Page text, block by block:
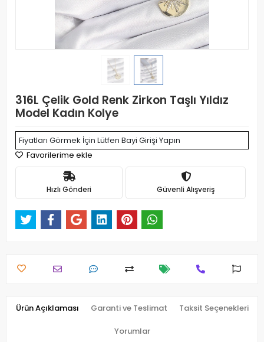
316L Çelik Gold Renk Zirkon Taşlı Yıldız
Model Kadın Kolye
Fiyatları Görmek İçin Lütfen Bayi Girişi Yapın
Favorilerime ekle
Hızlı Gönderi Güvenli Alışveriş
Ürün Açıklaması Garanti ve Teslimat Taksit Seçenekleri
Yorumlar